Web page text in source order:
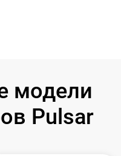
модели
Pulsar